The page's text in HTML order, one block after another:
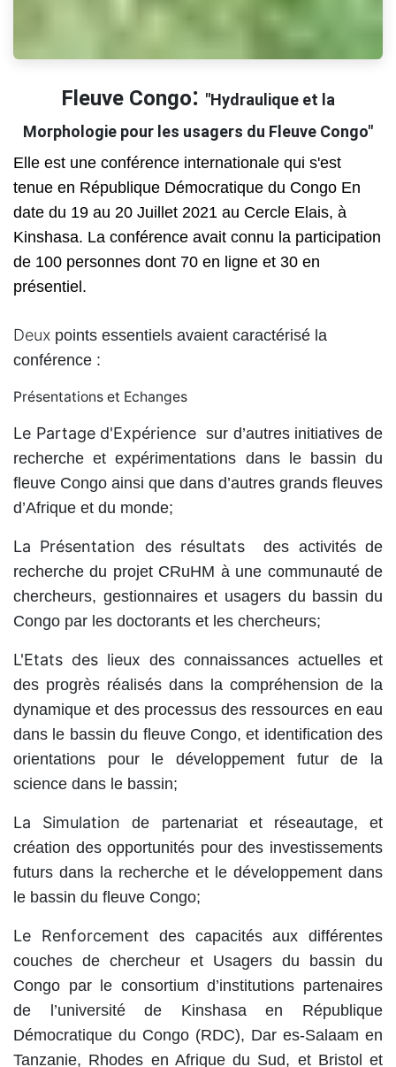
Fleuve Congo: "Hydraulique et la
Morphologie pour les usagers du Fleuve Congo"
Elle est une conférence internationale qui s'est
tenue en République Démocratique du Congo En
date du 19 au 20 Juillet 2021 au Cercle Elais, à
Kinshasa. La conférence avait connu la participation
de 100 personnes dont 70 en ligne et 30 en
présentiel.
Deux points essentiels avaient caractérisé la
conférence :
Présentations et Echanges
Le Partage d'Expérience sur d’autres initiatives de
recherche et expérimentations dans le bassin du
fleuve Congo ainsi que dans d’autres grands fleuves
d’Afrique et du monde;
La Présentation des résultats
des activités de
recherche du projet CRuHM à une communauté de
chercheurs, gestionnaires et usagers du bassin du
Congo par les doctorants et les chercheurs;
L'Etats des lieux des connaissances actuelles et
des progrès réalisés dans la compréhension de la
dynamique et des processus des ressources en eau
dans le bassin du fleuve Congo, et identification des
orientations pour le développement futur de la
science dans le bassin;
La Simulation de partenariat et réseautage, et
création des opportunités pour des investissements
futurs dans la recherche et le développement dans
le bassin du fleuve Congo;
Le Renforcement des capacités aux différentes
couches de chercheur et Usagers du bassin du
Congo par le consortium d’institutions partenaires
de l’université de Kinshasa en République
Démocratique du Congo (RDC), Dar es-Salaam en
Tanzanie, Rhodes en Afrique du Sud, et Bristol et